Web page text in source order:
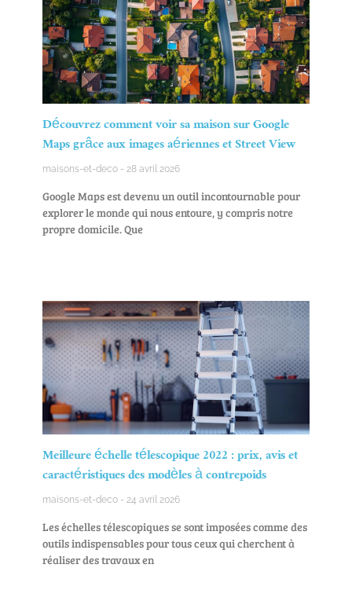
Découvrez comment voir sa maison sur Google
Maps grâce aux images aériennes et Street View
maisons-et-deco 28 avril 2026
Google Maps est devenu un outil incontournable pour
explorer le monde qui nous entoure, y compris notre
propre domicile. Que
Meilleure échelle télescopique 2022 : prix, avis et
caractéristiques des modèles à contrepoids
maisons-et-deco 24 avril 2026
Les échelles télescopiques se sont imposées comme des
outils indispensables pour tous ceux qui cherchent à
réaliser des travaux en